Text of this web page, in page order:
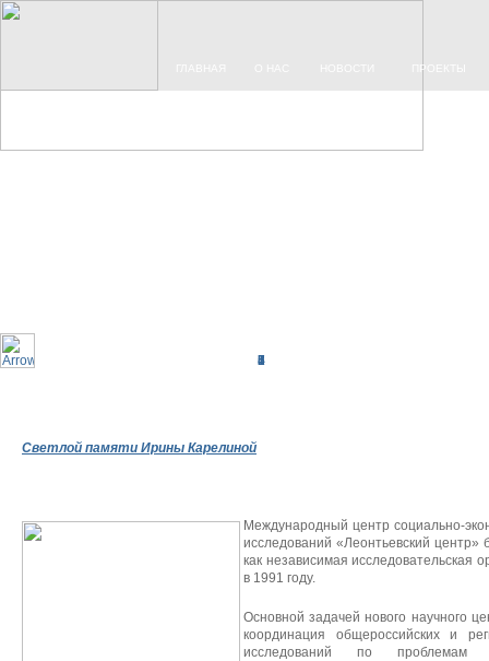
ПРОЕКТЫ
1
2
3
4
5
6
7
Светлой памяти Ирины Карелиной
Международный центр социально-
исследований «Леонтьевский центр»
как независимая исследовательская
в 1991 году.
Основной задачей нового научного
координация общероссийских и
исследований по проблемам